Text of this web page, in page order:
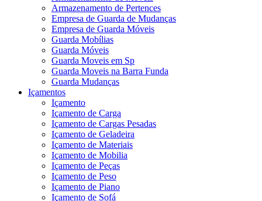
Armazenamento de Pertences
Empresa de Guarda de Mudanças
Empresa de Guarda Móveis
Guarda Mobílias
Guarda Móveis
Guarda Moveis em Sp
Guarda Moveis na Barra Funda
Guarda Mudanças
Içamentos
Içamento
Içamento de Carga
Içamento de Cargas Pesadas
Içamento de Geladeira
Içamento de Materiais
Içamento de Mobilia
Içamento de Peças
Içamento de Peso
Içamento de Piano
Içamento de Sofá